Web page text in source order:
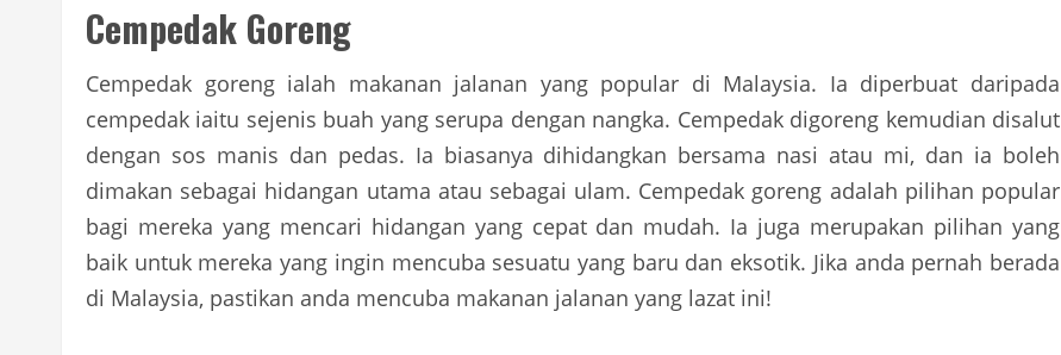
Cempedak Goreng
Cempedak goreng ialah makanan jalanan yang popular di Malaysia. Ia diperbuat daripada
cempedak iaitu sejenis buah yang serupa dengan nangka. Cempedak digoreng kemudian disalut
dengan sos manis dan pedas. Ia biasanya dihidangkan bersama nasi atau mi, dan ia boleh
dimakan sebagai hidangan utama atau sebagai ulam. Cempedak goreng adalah pilihan popular
bagi mereka yang mencari hidangan yang cepat dan mudah. Ia juga merupakan pilihan yang
baik untuk mereka yang ingin mencuba sesuatu yang baru dan eksotik. Jika anda pernah berada
di Malaysia, pastikan anda mencuba makanan jalanan yang lazat ini!